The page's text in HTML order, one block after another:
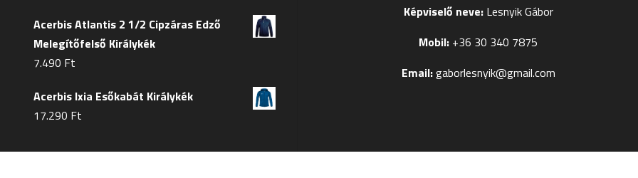
Acerbis Atlantis 2 1/2 Cipzáras Edző
Melegítőfelső Királykék
7.490 Ft
Acerbis Ixia Esőkabát Királykék
17.290 Ft
Képviselő neve:Lesnyik Gábor
Mobil: +36 30 340 7875
Email:gaborlesnyik@gmail.com